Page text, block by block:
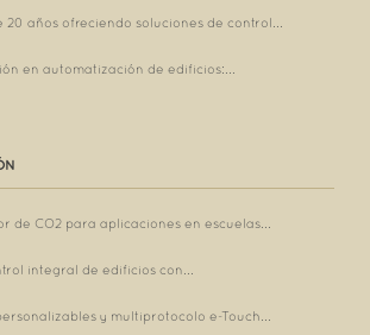
20 años ofreciendo soluciones de control...
en automatización de edificios:...
de CO2 para aplicaciones en escuelas...
integral de edificios con...
y multiprotocolo e-Touch...